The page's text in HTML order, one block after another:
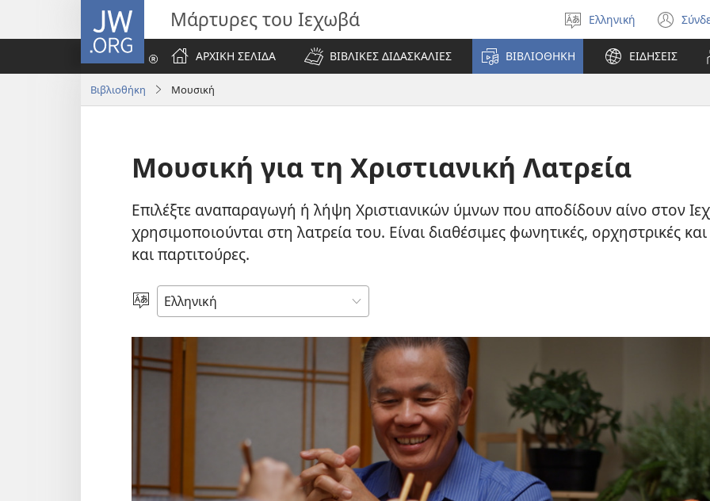
JW.ORG Μάρτυρες του Ιεχωβά
Επιλέξτε
γλώσσα
Ελληνική
νέο
ΑΡΧΙΚΗ ΣΕΛΙΔΑ
ΒΙΒΛΙΚΕΣ ΔΙΔΑΣΚΑΛΙΕΣ ΒΙΒΛΙΟΘΗΚΗ ΕΙΔΗΣΕΙΣ
Βιβλιοθήκη Μουσική
Μουσική για τη Χριστιανική Λατρεία
Επιλέξτε αναπαραγωγή ή λήψη Χριστιανικών ύμνων που αποδίδουν αίνο στον
χρησιμοποιούνται στη λατρεία του. Είναι διαθέσιμες φωνητικές, ορχηστρικές
και παρτιτούρες.
Επιλέξτε
Γλώσσα